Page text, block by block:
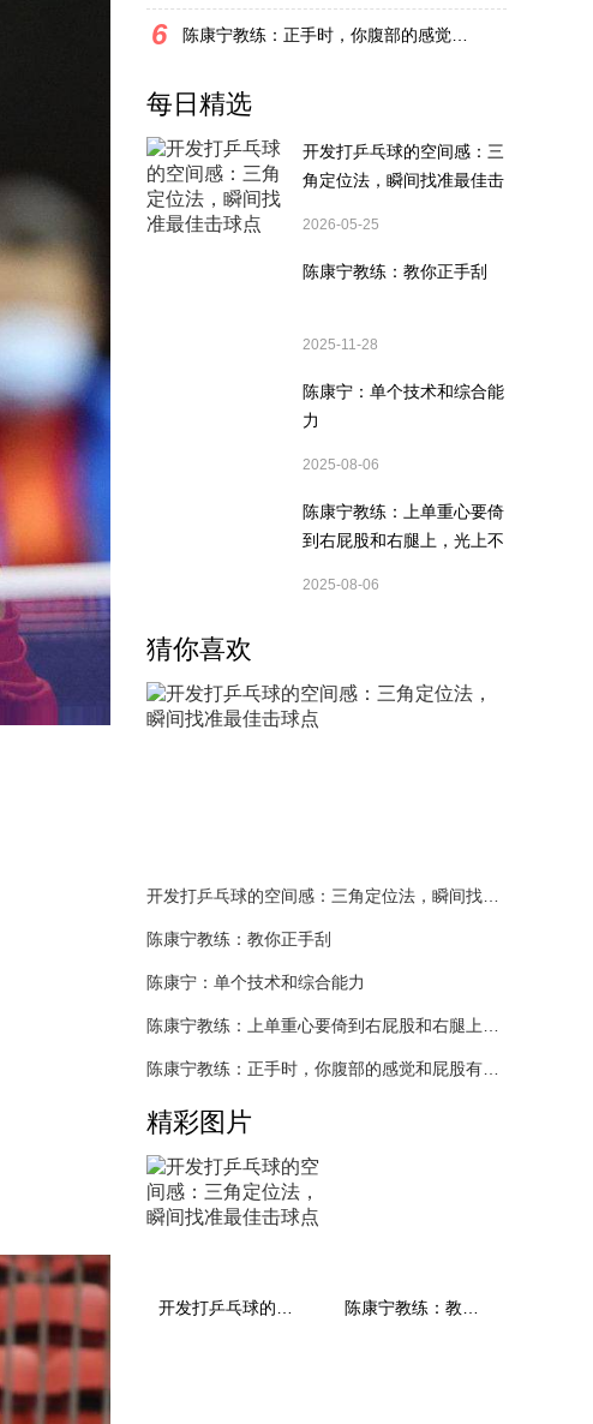
6
每日精选
开发打乒乓球的空间感：三
角定位法，瞬间找准最佳击
2026-05-25
陈康宁教练：教你正手刮
2025-11-28
陈康宁：单个技术和综合能
力
2025-08-06
陈康宁教练：上单重心要倚
到右屁股和右腿上，光上不
2025-08-06
猜你喜欢
陈康宁教练：教你正手刮
陈康宁：单个技术和综合能力
精彩图片